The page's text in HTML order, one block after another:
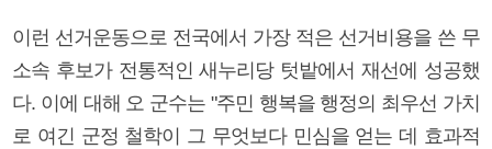
이런 선거운동으로 전국에서 가장 적은 선거비용을 쓴 무
소속 후보가 전통적인 새누리당 텃밭에서 재선에 성공했
다. 이에 대해 오 군수는 "주민 행복을 행정의 최우선 가치
로 여긴 군정 철학이 그 무엇보다 민심을 얻는 데 효과적